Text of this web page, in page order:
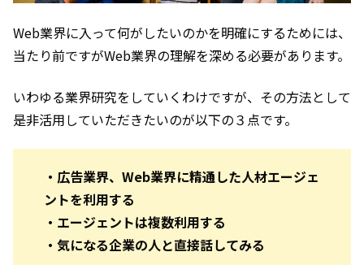
Web業界に入って何がしたいのかを明確にするためには、
当たり前ですがWeb業界の理解を深める必要があります。
いわゆる業界研究をしていくわけですが、その方法として
是非活用していただきたいのが以下の３点です。
・広告業界、Web業界に精通した人材エージェ
ントを利用する
・エージェントは複数利用する
・気になる企業の人と直接話してみる